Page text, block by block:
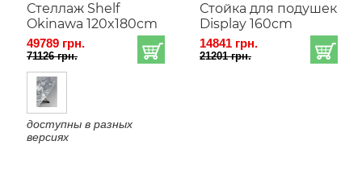
Стеллаж Shelf
Okinawa 120x180cm
49789 грн.
71126 грн.
доступны в разных
версиях
Стойка для подушек
Display 160cm
14841 грн.
21201 грн.